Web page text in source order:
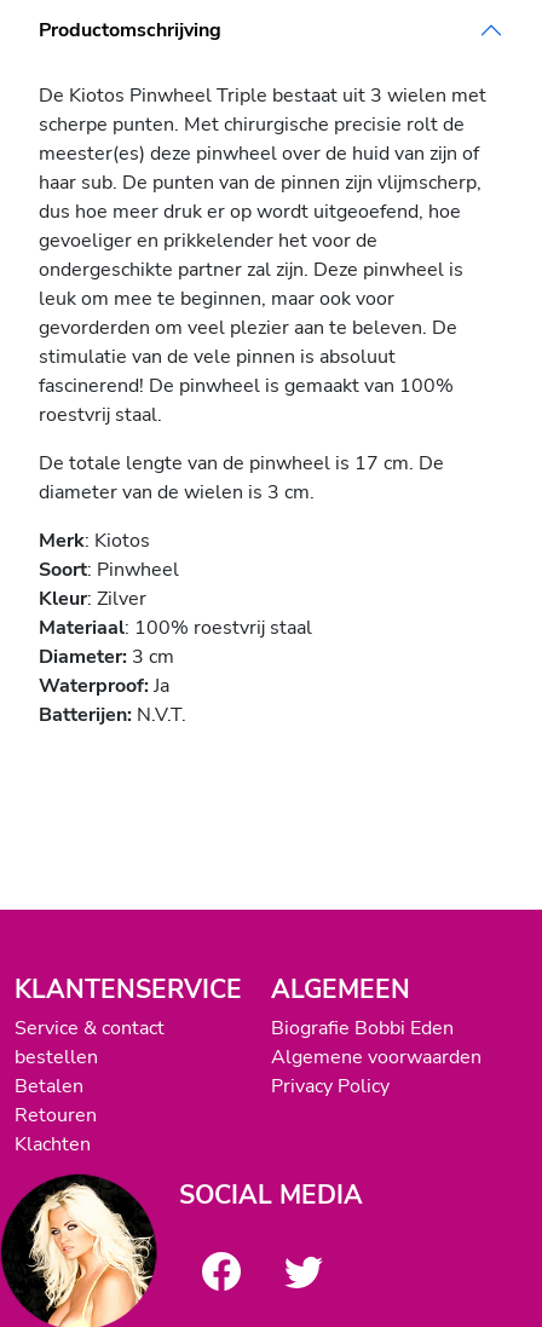
Productomschrijving
De Kiotos Pinwheel Triple bestaat uit 3 wielen met
scherpe punten. Met chirurgische precisie rolt de
meester(es) deze pinwheel over de huid van zijn of
haar sub. De punten van de pinnen zijn vlijmscherp,
dus hoe meer druk er op wordt uitgeoefend, hoe
gevoeliger en prikkelender het voor de
ondergeschikte partner zal zijn. Deze pinwheel is
leuk om mee te beginnen, maar ook voor
gevorderden om veel plezier aan te beleven. De
stimulatie van de vele pinnen is absoluut
fascinerend! De pinwheel is gemaakt van 100%
roestvrij staal.
De totale lengte van de pinwheel is 17 cm. De
diameter van de wielen is 3 cm.
Merk: Kiotos
Soort: Pinwheel
Kleur: Zilver
Materiaal: 100% roestvrij staal
Diameter: 3 cm
Waterproof:Ja
Batterijen: N.V.T.
KLANTENSERVICE
Service & contact
bestellen
Betalen
Retouren
Klachten
ALGEMEEN
Biografie Bobbi Eden
Algemene voorwaarden
Privacy Policy
SOCIAL MEDIA